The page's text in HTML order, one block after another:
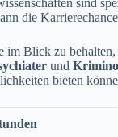
sind
die
im Blick zu
und
bieten